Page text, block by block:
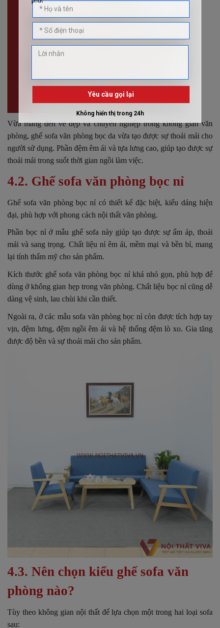
Vừa mang đến vẻ đẹp và chuyên nghiệp trong không gian văn
phòng, ghế sofa văn phòng bọc da vừa tạo được sự thoải mái cho
người sử dụng. Phần đệm êm ái và tựa lưng cao, giúp tạo được sự
thoải mái trong suốt thời gian ngồi làm việc.
4.2. Ghế sofa văn phòng bọc nỉ
Ghế sofa văn phòng bọc nỉ có thiết kế đặc biệt, kiểu dáng hiện
đại, phù hợp với phong cách nội thất văn phòng.
Phần bọc nỉ ở mẫu ghế sofa này giúp tạo được sự ấm áp, thoải
mái và sang trọng. Chất liệu nỉ êm ái, mềm mại và bền bỉ, mang
lại tính thẩm mỹ cho sản phẩm.
Kích thước ghế sofa văn phòng bọc nỉ khá nhỏ gọn, phù hợp để
dùng ở không gian hẹp trong văn phòng. Chất liệu bọc nỉ cũng dễ
dàng vệ sinh, lau chùi khi cần thiết.
Ngoài ra, ở các mẫu sofa văn phòng bọc nỉ còn được tích hợp tay
vịn, đệm lưng, đệm ngồi êm ái và hệ thống đệm lò xo. Gia tăng
được độ bền và sự thoải mái cho sản phẩm.
4.3. Nên chọn kiểu ghế sofa văn
phòng nào?
Tùy theo không gian nội thất để lựa chọn một trong hai loại sofa
sau: